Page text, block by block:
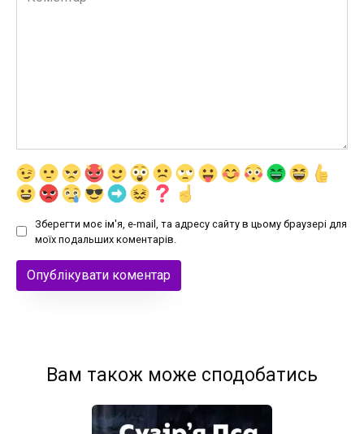
Зберегти моє ім'я, e-mail, та адресу сайту в цьому браузері для
моїх подальших коментарів.
Вам також може сподобатись